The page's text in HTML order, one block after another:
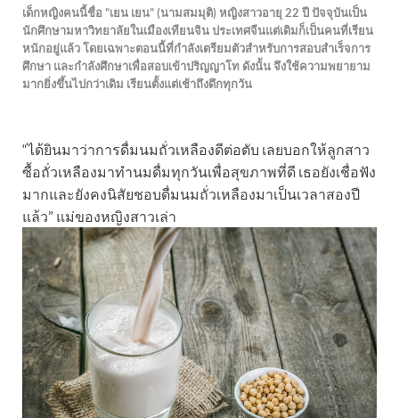
เด็กหญิงคนนี้ชื่อ “เยน เยน” (นามสมมุติ) หญิงสาวอายุ 22 ปี ปัจจุบันเป็น
นักศึกษามหาวิทยาลัยในเมืองเทียนจิน ประเทศจีนแต่เดิมก็เป็นคนที่เรียน
หนักอยู่แล้ว โดยเฉพาะตอนนี้ที่กำลังเตรียมตัวสำหรับการสอบสำเร็จการ
ศึกษา และกำลังศึกษาเพื่อสอบเข้าปริญญาโท ดังนั้น จึงใช้ความพยายาม
มากยิ่งขึ้นไปกว่าเดิม เรียนตั้งแต่เช้าถึงดึกทุกวัน
“ได้ยินมาว่าการดื่มนมถั่วเหลืองดีต่อตับ เลยบอกให้ลูกสาว
ซื้อถั่วเหลืองมาทำนมดื่มทุกวันเพื่อสุขภาพที่ดี เธอยังเชื่อฟัง
มากและยังคงนิสัยชอบดื่มนมถั่วเหลืองมาเป็นเวลาสองปี
แล้ว” แม่ของหญิงสาวเล่า